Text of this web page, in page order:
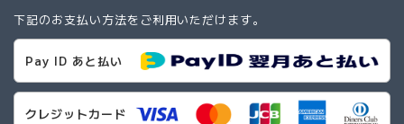
下記のお支払い方法をご利用いただけます。
Pay ID あと払い
クレジットカード